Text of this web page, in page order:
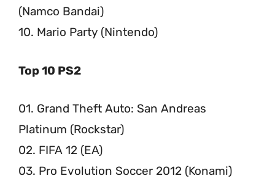
(Namco Bandai)
10. Mario Party (Nintendo)
Top 10 PS2
01. Grand Theft Auto: San Andreas
Platinum (Rockstar)
02. FIFA 12 (EA)
03. Pro Evolution Soccer 2012 (Konami)